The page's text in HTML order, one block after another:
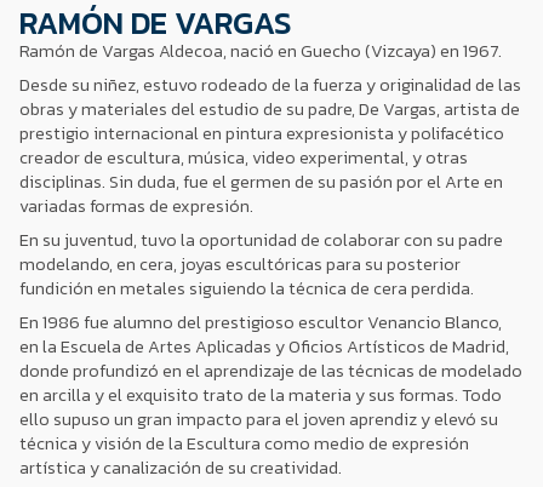
RAMÓN DE VARGAS
Ramón de Vargas Aldecoa, nació en Guecho (Vizcaya) en 1967.
Desde su niñez, estuvo rodeado de la fuerza y originalidad de las
obras y materiales del estudio de su padre, De Vargas, artista de
prestigio internacional en pintura expresionista y polifacético
creador de escultura, música, video experimental, y otras
disciplinas. Sin duda, fue el germen de su pasión por el Arte en
variadas formas de expresión.
En su juventud, tuvo la oportunidad de colaborar con su padre
modelando, en cera, joyas escultóricas para su posterior
fundición en metales siguiendo la técnica de cera perdida.
En 1986 fue alumno del prestigioso escultor Venancio Blanco,
en la Escuela de Artes Aplicadas y Oficios Artísticos de Madrid,
donde profundizó en el aprendizaje de las técnicas de modelado
en arcilla y el exquisito trato de la materia y sus formas. Todo
ello supuso un gran impacto para el joven aprendiz y elevó su
técnica y visión de la Escultura como medio de expresión
artística y canalización de su creatividad.